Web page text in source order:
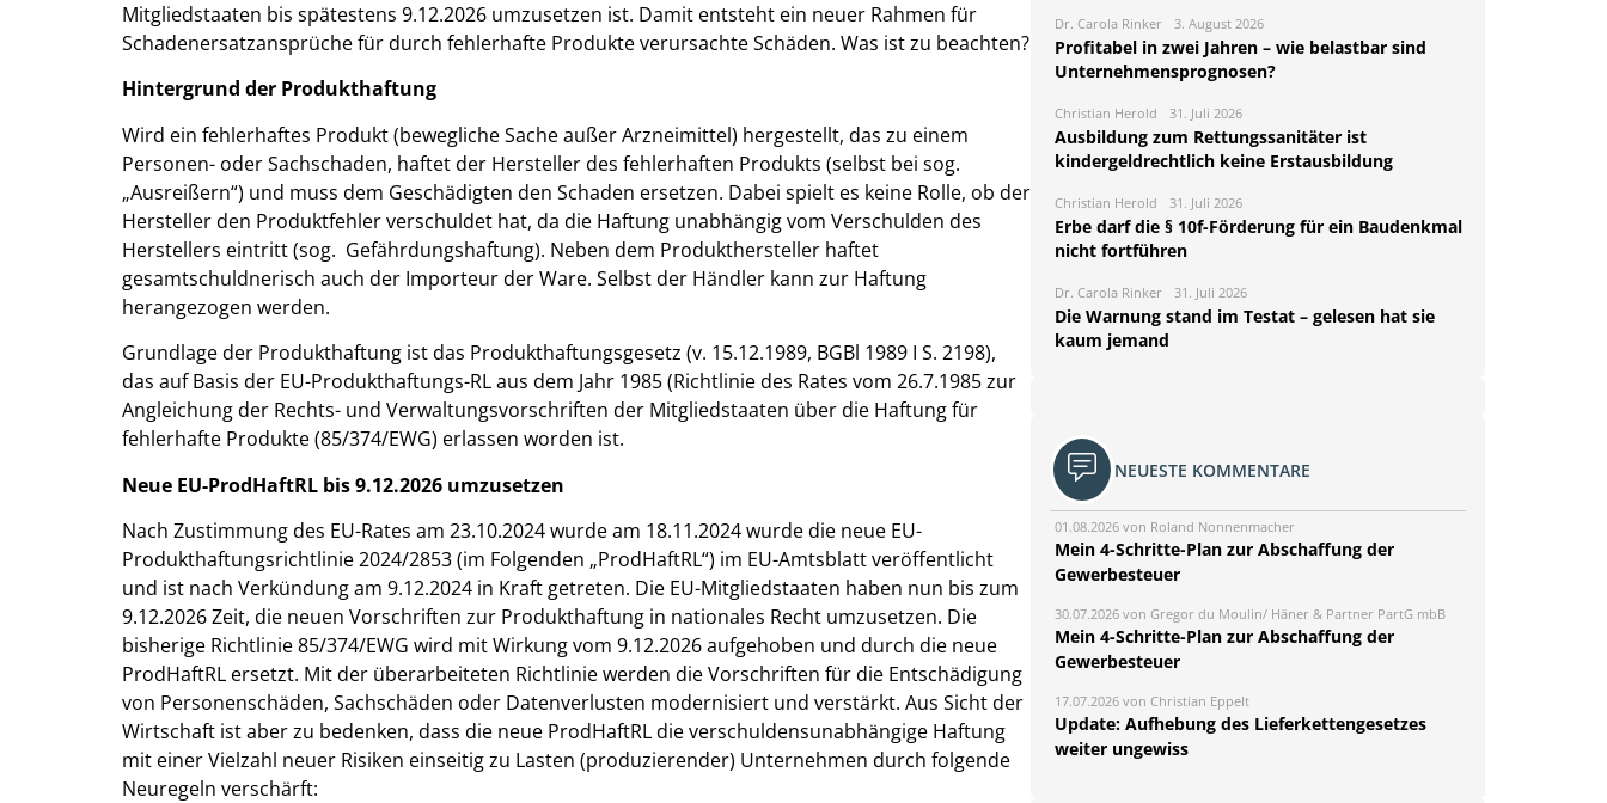
Mitgliedstaaten bis spätestens 9.12.2026 umzusetzen ist. Damit entsteht ein neuer Rahmen für
Schadenersatzansprüche für durch fehlerhafte Produkte verursachte Schäden. Was ist zu beachten?
Hintergrund der Produkthaftung
Wird ein fehlerhaftes Produkt (bewegliche Sache außer Arzneimittel) hergestellt, das zu einem
Personen- oder Sachschaden, haftet der Hersteller des fehlerhaften Produkts (selbst bei sog.
„Ausreißern“) und muss dem Geschädigten den Schaden ersetzen. Dabei spielt es keine Rolle, ob der
Hersteller den Produktfehler verschuldet hat, da die Haftung unabhängig vom Verschulden des
Herstellers eintritt (sog. Gefährdungshaftung). Neben dem Produkthersteller haftet
gesamtschuldnerisch auch der Importeur der Ware. Selbst der Händler kann zur Haftung
herangezogen werden.
Grundlage der Produkthaftung ist das Produkthaftungsgesetz (v. 15.12.1989, BGBl 1989 I S. 2198),
das auf Basis der EU-Produkthaftungs-RL aus dem Jahr 1985 (Richtlinie des Rates vom 26.7.1985 zur
Angleichung der Rechts- und Verwaltungsvorschriften der Mitgliedstaaten über die Haftung für
fehlerhafte Produkte (85/374/EWG) erlassen worden ist.
Neue EU-ProdHaftRL bis 9.12.2026 umzusetzen
Nach Zustimmung des EU-Rates am 23.10.2024 wurde am 18.11.2024 wurde die neue EU-
Produkthaftungsrichtlinie 2024/2853 (im Folgenden „ProdHaftRL“) im EU-Amtsblatt veröffentlicht
und ist nach Verkündung am 9.12.2024 in Kraft getreten. Die EU-Mitgliedstaaten haben nun bis zum
9.12.2026 Zeit, die neuen Vorschriften zur Produkthaftung in nationales Recht umzusetzen. Die
bisherige Richtlinie 85/374/EWG wird mit Wirkung vom 9.12.2026 aufgehoben und durch die neue
ProdHaftRL ersetzt. Mit der überarbeiteten Richtlinie werden die Vorschriften für die Entschädigung
von Personenschäden, Sachschäden oder Datenverlusten modernisiert und verstärkt. Aus Sicht der
Wirtschaft ist aber zu bedenken, dass die neue ProdHaftRL die verschuldensunabhängige Haftung
mit einer Vielzahl neuer Risiken einseitig zu Lasten (produzierender) Unternehmen durch folgende
Neuregeln verschärft:
Dr. Carola Rinker 3. August 2026
Profitabel in zwei Jahren – wie belastbar sind
Unternehmensprognosen?
Christian Herold 31. Juli 2026
Ausbildung zum Rettungssanitäter ist
kindergeldrechtlich keine Erstausbildung
Christian Herold 31. Juli 2026
Erbe darf die § 10f-Förderung für ein Baudenkmal
nicht fortführen
Dr. Carola Rinker 31. Juli 2026
Die Warnung stand im Testat – gelesen hat sie
kaum jemand
NEUESTE KOMMENTARE
01.08.2026 von Roland Nonnenmacher
Mein 4-Schritte-Plan zur Abschaffung der
Gewerbesteuer
30.07.2026 von Gregor du Moulin/ Häner & Partner PartG mbB
Mein 4-Schritte-Plan zur Abschaffung der
Gewerbesteuer
17.07.2026 von Christian Eppelt
Update: Aufhebung des Lieferkettengesetzes
weiter ungewiss